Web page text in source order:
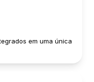
em uma única